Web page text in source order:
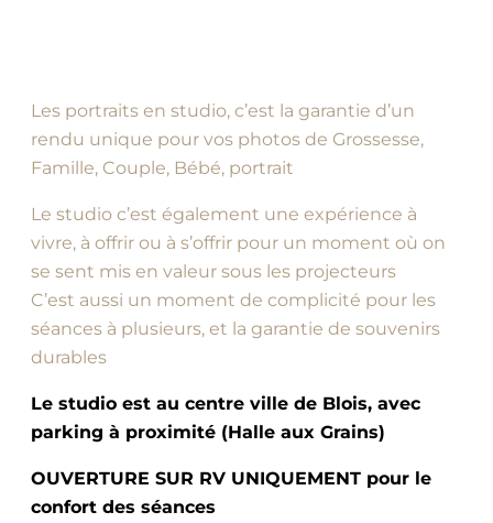
Les portraits en studio, c’est la garantie d’un
rendu unique pour vos photos de Grossesse,
Famille, Couple, Bébé, portrait
Le studio c’est également une expérience à
vivre, à offrir ou à s’offrir pour un moment où on
se sent mis en valeur sous les projecteurs
C’est aussi un moment de complicité pour les
séances à plusieurs, et la garantie de souvenirs
durables
Le studio est au centre ville de Blois, avec
parking à proximité (Halle aux Grains)
OUVERTURE SUR RV UNIQUEMENT pour le
confort des séances